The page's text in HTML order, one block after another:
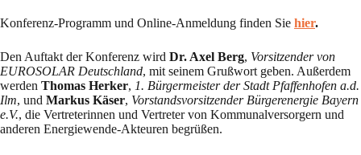
Konferenz-Programm und Online-Anmeldung finden Sie hier.
Den Auftakt der Konferenz wird Dr. Axel Berg, Vorsitzender von
EUROSOLAR Deutschland, mit seinem Grußwort geben. Außerdem
werden Thomas Herker, 1. Bürgermeister der Stadt Pfaffenhofen a.d.
Ilm, und Markus Käser, Vorstandsvorsitzender Bürgerenergie Bayern
e.V., die Vertreterinnen und Vertreter von Kommunalversorgern und
anderen Energiewende-Akteuren begrüßen.